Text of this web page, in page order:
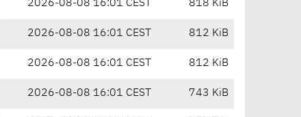
2026-08-08 16:01 CEST 818 KiB
2026-08-08 16:01 CEST 812 KiB
2026-08-08 16:01 CEST 812 KiB
2026-08-08 16:01 CEST 743 KiB